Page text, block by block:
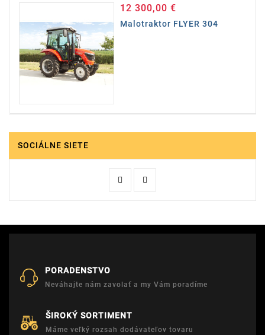
12 300,00 €Cena
Malotraktor FLYER 304
SOCIÁLNE SIETE
PORADENSTVO
Neváhajte nám zavolať a my Vám poradíme
ŠIROKÝ SORTIMENT
Máme veľký rozsah dodávateľov tovaru